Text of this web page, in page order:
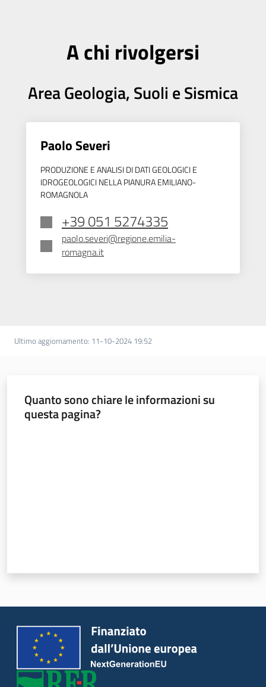
A chi rivolgersi
Area Geologia, Suoli e Sismica
Paolo Severi
PRODUZIONE E ANALISI DI DATI GEOLOGICI E
IDROGEOLOGICI NELLA PIANURA EMILIANO-
ROMAGNOLA
+39 051 5274335
paolo.severi@regione.emilia-
romagna.it
Ultimo aggiornamento: 11-10-2024 19:52
Quanto sono chiare le informazioni su
questa pagina?